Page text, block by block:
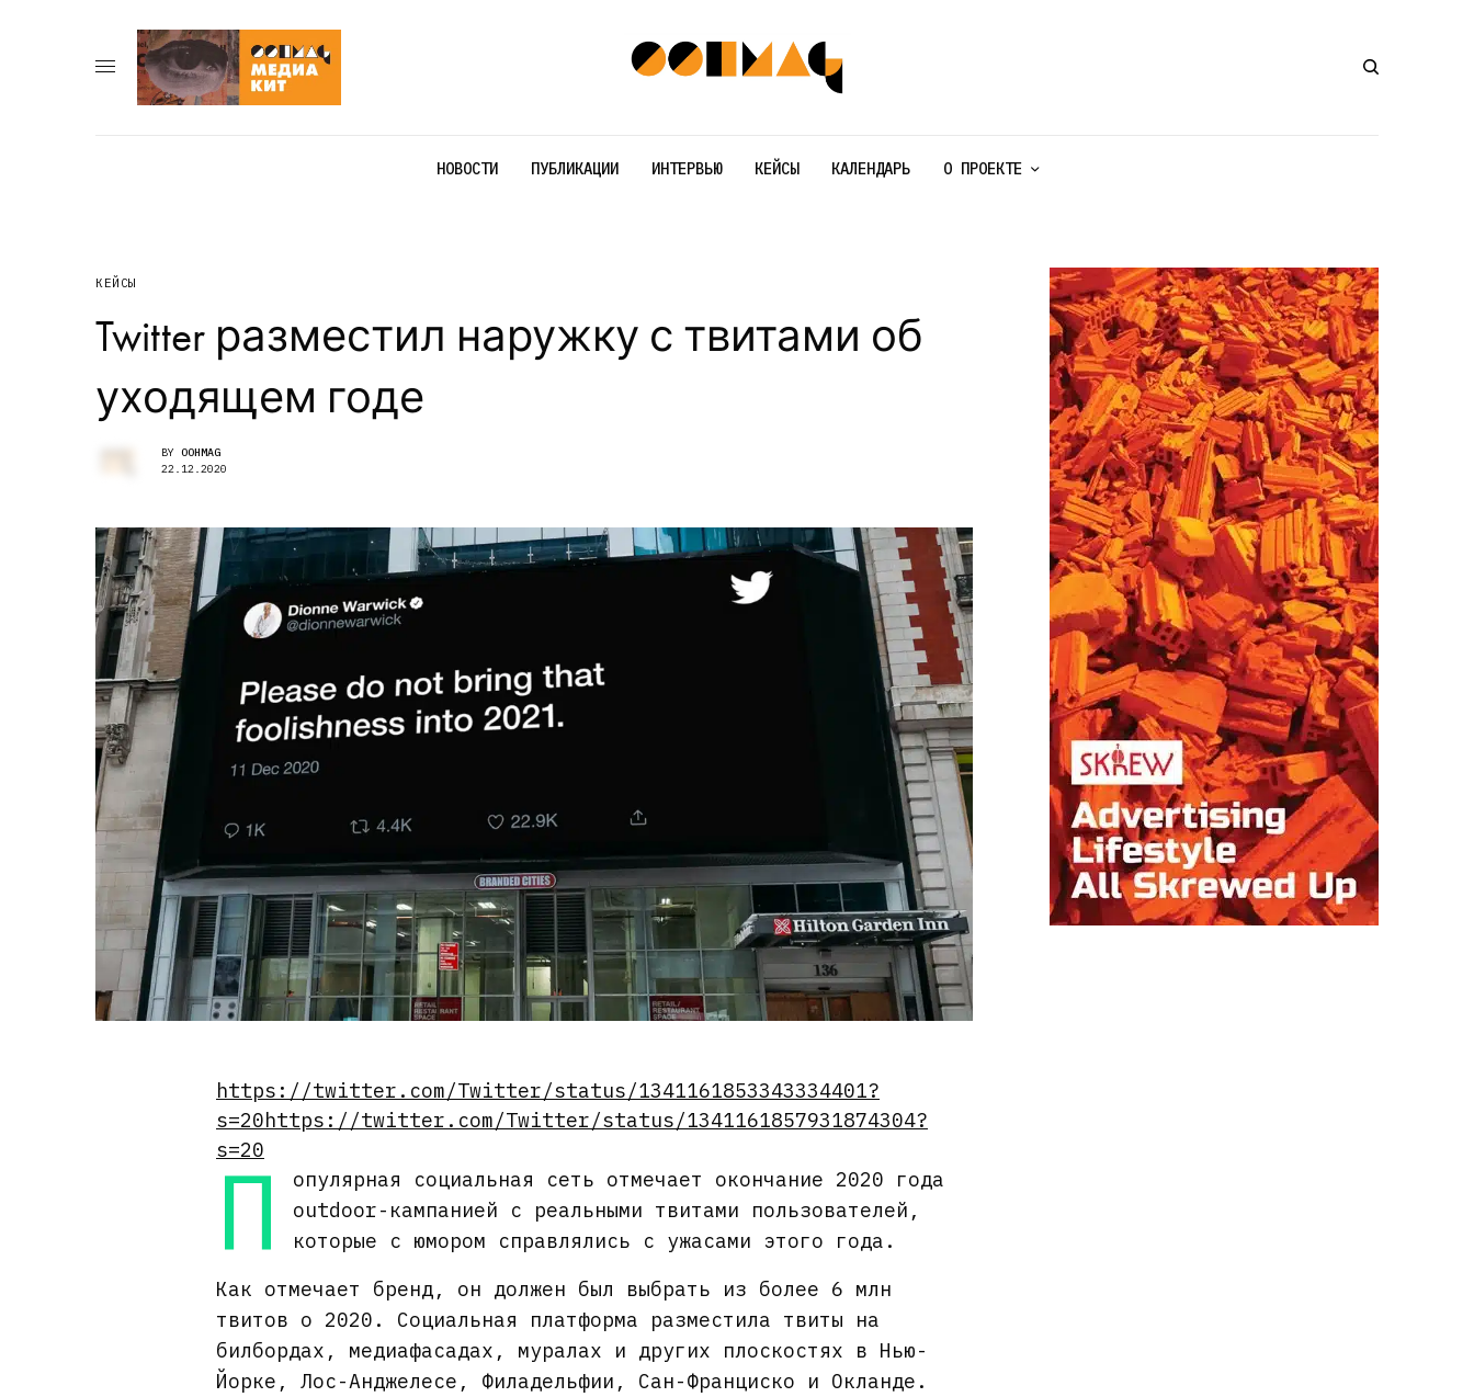
НОВОСТИ ПУБЛИКАЦИИ ИНТЕРВЬЮ КЕЙСЫ КАЛЕНДАРЬ О ПРОЕКТЕ
КЕЙСЫ
Twitter разместил наружку с твитами об
уходящем годе
BY OOHMAG
22.12.2020
https://twitter.com/Twitter/status/1341161853343334401?
s=20https://twitter.com/Twitter/status/1341161857931874304?
s=20
П
опулярная социальная сеть отмечает окончание 2020 года
outdoor-кампанией с реальными твитами пользователей,
которые с юмором справлялись с ужасами этого года.
Как отмечает бренд, он должен был выбрать из более 6 млн
твитов о 2020. Социальная платформа разместила твиты на
билбордах, медиафасадах, муралах и других плоскостях в Нью-
Йорке, Лос-Анджелесе, Филадельфии, Сан-Франциско и Окланде.